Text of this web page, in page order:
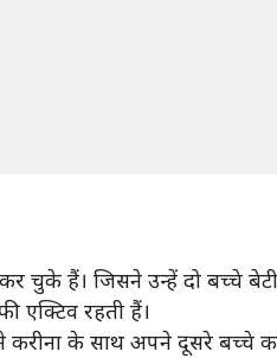
चुके हैं। जिसने उन्हें दो बच्चे
एक्टिव रहती हैं।
के साथ अपने दूसरे बच्चे